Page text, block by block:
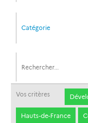
Catégorie
Vos critères
Hauts-de-France